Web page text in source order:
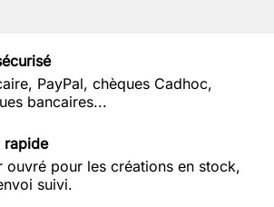
PayPal, chèques Cadhoc,
bancaires...
rapide
ouvré pour les créations en stock,
suivi.